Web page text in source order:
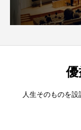
優
人生そのものを設